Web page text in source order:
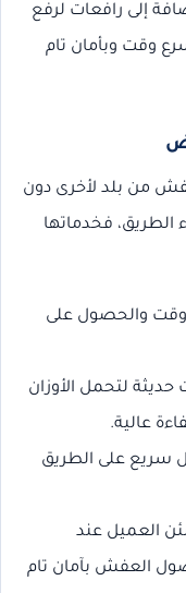
إلى رافعات لرفع
وقت وبأمان تام
من بلد لأخرى دون
الطريق، فخدماتها
وقت والحصول على
حديثة لتحمل الأوزان
عالية.
سريع على الطريق
العميل عند
العفش بآمان تام